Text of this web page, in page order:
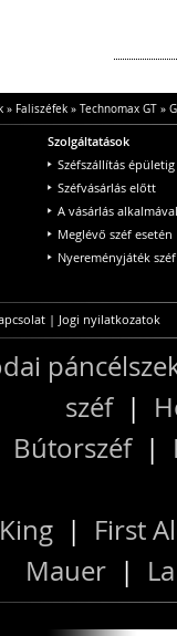
» Faliszéfek» Technomax GT»
Szolgáltatások
Széfszállítás épületig
Széfvásárlás előtt
A vásárlás alkalmával
Meglévő széf esetén
Nyereményjáték széf
| Jogi nyilatkozatok
széf|
Bútorszéf|
| First
Mauer |